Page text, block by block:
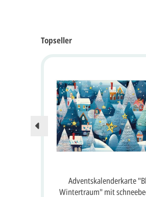
Topseller
Adventskalenderkarte
Wintertraum" mit